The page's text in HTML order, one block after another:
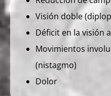
Visión doble
Déficit en la visión
Movimientos
(nistagmo)
Dolor